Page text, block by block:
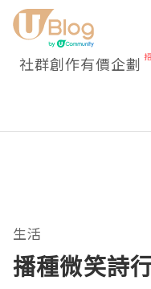
社群創作有價企劃
生活
播種微笑詩